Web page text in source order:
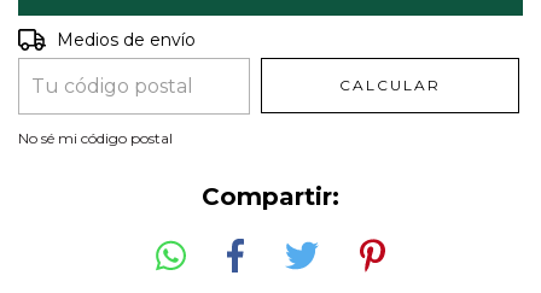
Entregas para el CP:
Medios de envío
CALCULAR
No sé mi código postal
Compartir: